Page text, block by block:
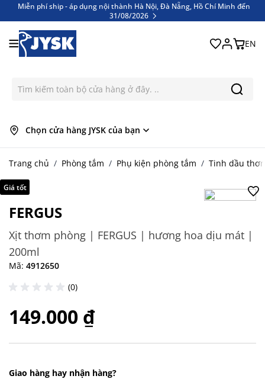
Miễn phí ship - áp dụng nội thành Hà Nội, Đà Nẵng, Hồ Chí Minh đến
31/08/2026
EN
Chọn cửa hàng JYSK của bạn
Trang chủ / Phòng tắm / Phụ kiện phòng tắm / Tinh dầu
Giá tốt
FERGUS
Xịt thơm phòng | FERGUS | hương hoa dịu mát |
200ml
Mã: 4912650
(0)
149.000 ₫
Giao hàng hay nhận hàng?